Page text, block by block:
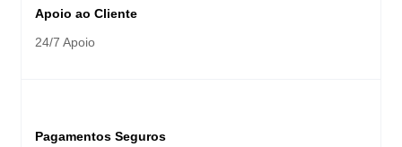
Apoio ao Cliente
24/7 Apoio
Pagamentos Seguros